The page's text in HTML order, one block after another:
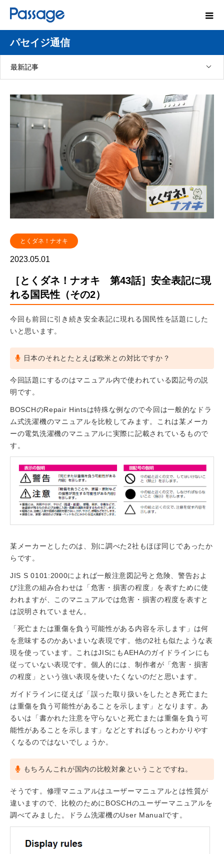
パセイジ通信
最新記事
とくダネ！ナオキ
2023.05.01
［とくダネ！ナオキ 第43話］安全表記に現
れる国民性（その2）
今回も前回に引き続き安全表記に現れる国民性を話題にした
いと思います。
日本のそれとたとえば欧米との対比ですか？
今回話題にするのはマニュアル内で使われている図記号の説
明です。
BOSCHのRepair Hintsは特殊な例なので今回は一般的なドラ
ム式洗濯機のマニュアルを比較してみます。これは某メーカ
ーの電気洗濯機のマニュアルに実際に記載されているもので
す。
某メーカーとしたのは、別に調べた2社もほぼ同じであったか
らです。
JIS S 0101:2000によれば一般注意図記号と危険、警告およ
び注意の組み合わせは「危害・損害の程度」を表すために使
われますが、このマニュアルでは危害・損害の程度を表すと
は説明されていません。
「死亡または重傷を負う可能性がある内容を示します」は何
を意味するのかあいまいな表現です。他の2社も似たような表
現を使っています。これはJISにもAEHAのガイドラインにも
従っていない表現です。個人的には、制作者が「危害・損害
の程度」という強い表現を使いたくないのだと思います。
ガイドラインに従えば「誤った取り扱いをしたとき死亡また
は重傷を負う可能性があることを示します」となります。あ
るいは「書かれた注意を守らないと死亡または重傷を負う可
能性があることを示します」などとすればもっとわかりやす
くなるのではないでしょうか。
もちろんこれが国内の比較対象ということですね。
そうです。修理マニュアルはユーザーマニュアルとは性質が
違いますので、比較のためにBOSCHのユーザーマニュアルを
調べてみました。ドラム洗濯機のUser Manualです。